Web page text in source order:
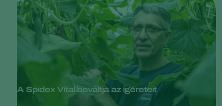
A Spidex Vital beváltja az ígéreteit